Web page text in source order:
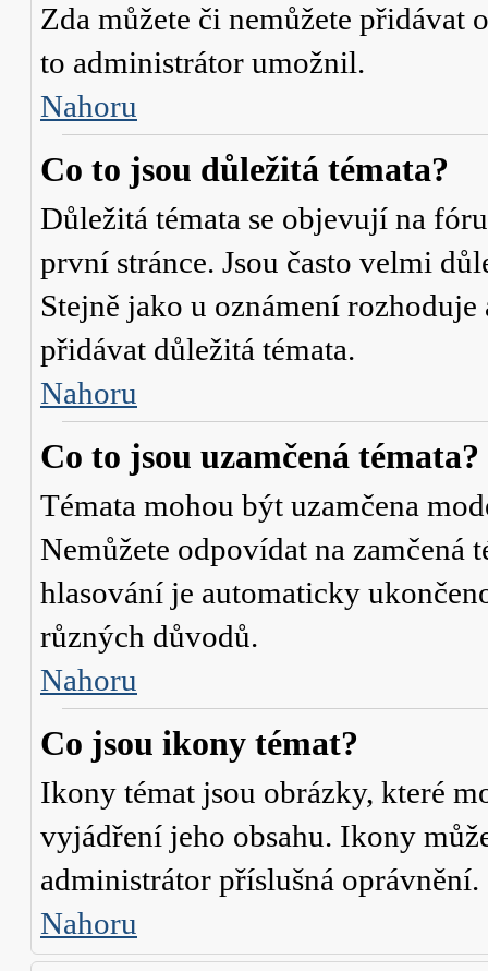
Zda můžete či nemůžete přidávat
to administrátor umožnil.
Nahoru
Co to jsou důležitá témata?
Důležitá témata se objevují na
první stránce. Jsou často velmi
Stejně jako u oznámení
přidávat důležitá témata.
Nahoru
Co to jsou uzamčená témata?
Témata mohou být uzamčena
Nemůžete odpovídat na zamčená
hlasování je automaticky
různých důvodů.
Nahoru
Co jsou ikony témat?
Ikony témat jsou obrázky, které
vyjádření jeho obsahu. Ikony
administrátor příslušná oprávnění.
Nahoru